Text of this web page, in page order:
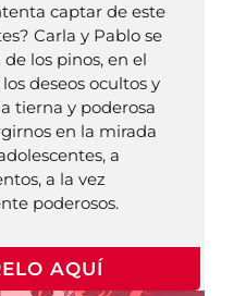
captar de este
Carla y Pablo se
los pinos, en el
deseos ocultos y
tierna y poderosa
en la mirada
a
a la vez
poderosos.
AQUÍ